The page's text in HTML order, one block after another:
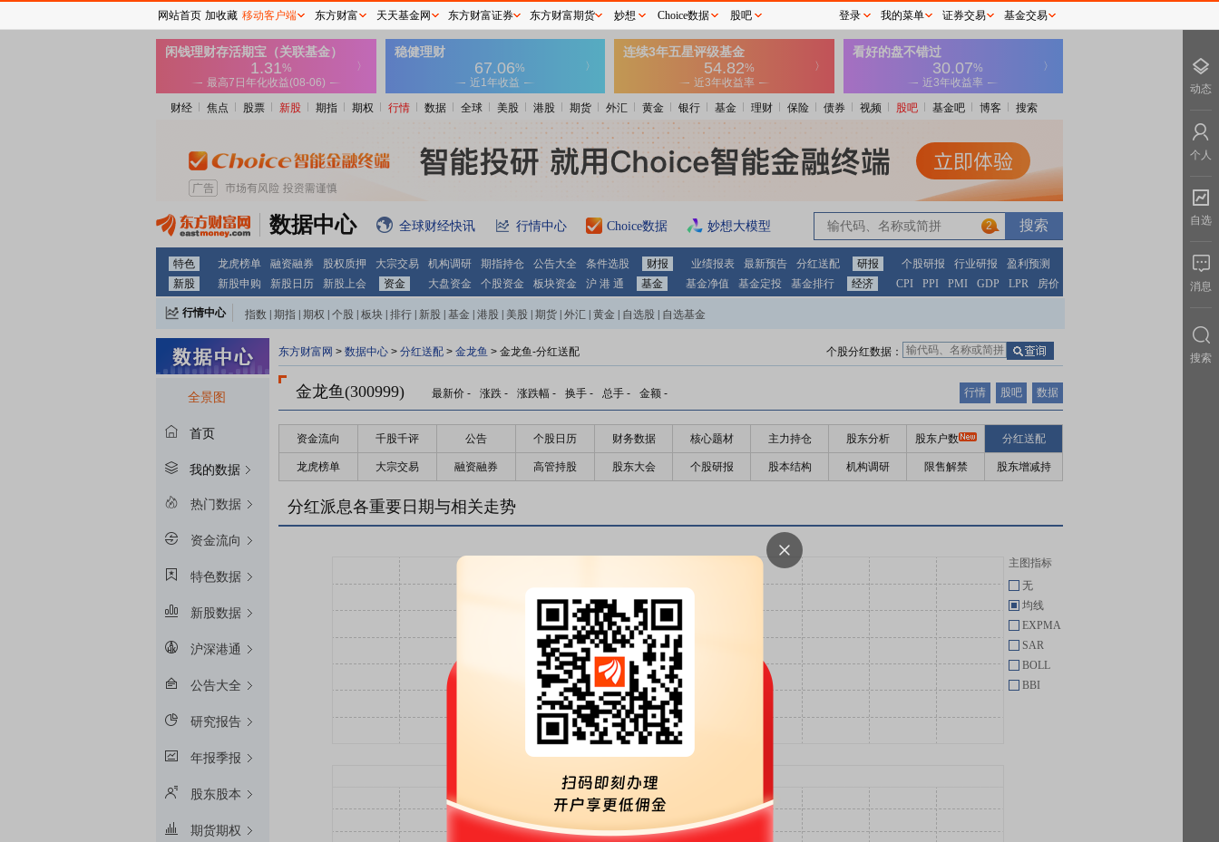
财经 焦点 股票 新股 期指 期权 行情 数据 全球 美股 港股 期货 外汇 黄金 银行 基金 理财 保险 债券 视频 股吧 基金吧 博客 搜索
数据中心 全球财经快讯 行情中心 Choice数据 妙想大模型 2
特色 龙虎榜单 融资融券 股权质押 大宗交易 机构调研 期指持仓 公告大全 条件选股 财报 业绩报表 最新预告 分红送配 研报 个股研报 行业研报
盈利预测
新股
新股申购 新股日历 新股上会 资金 大盘资金 个股资金 板块资金 沪 港 通 基金 基金净值 基金定投 基金排行 经济 CPI PPI PMI GDP LPR 房价
行情中心 指数 期指 期权 个股 板块 排行 新股 基金 港股 美股 期货 外汇 黄金 自选股 自选基金
全景图
首页
我的数据
热门数据
资金流向
特色数据
新股数据
沪深港通
公告大全
研究报告
年报季报
股东股本
期货期权
东方财富网 > 数据中心 > 分红送配 > 金龙鱼 > 金龙鱼-分红送配 个股分红数据：
金龙鱼(300999) 最新价 - 涨跌 - 涨跌幅 - 换手 - 总手 - 金额 - 行情 股吧 数据
资金流向 千股千评 公告 个股日历 财务数据 核心题材 主力持仓 股东分析 股东户数 分红送配
龙虎榜单 大宗交易 融资融券 高管持股 股东大会 个股研报 股本结构 机构调研 限售解禁 股东增减持
分红派息各重要日期与相关走势
主图指标
无
均线
EXPMA
SAR
BOLL
BBI
网站首页 加收藏 移动客户端 东方财富 天天基金网 东方财富证券 东方财富期货 妙想 Choice数据 股吧 登录 我的菜单 证券交易 基金交易
动态
个人
自选
消息
搜索